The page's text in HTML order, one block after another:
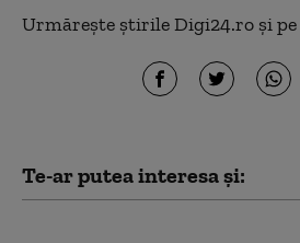
Urmărește știrile Digi24.ro și pe
Te-ar putea interesa și: